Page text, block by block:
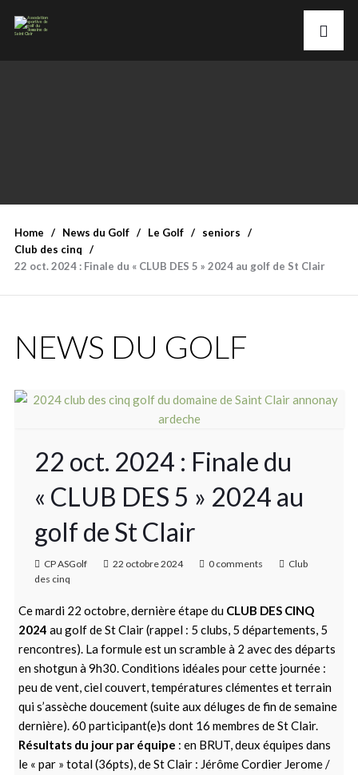
Home News du Golf Le Golf
seniors
Club des cinq
22 oct. 2024 : Finale du « CLUB DES 5 » 2024 au golf de St Clair
NEWS DU GOLF
22 oct. 2024 : Finale du
« CLUB DES 5 » 2024 au
golf de St Clair
CP ASGolf 22 octobre 2024 0 comments
Club
des cinq
Ce mardi 22 octobre, dernière étape du CLUB DES CINQ
2024 au golf de St Clair (rappel : 5 clubs, 5 départements, 5
rencontres). La formule est un scramble à 2 avec des départs
en shotgun à 9h30. Conditions idéales pour cette journée :
peu de vent, ciel couvert, températures clémentes et terrain
qui s’assèche doucement (suite aux déluges de fin de semaine
dernière). 60 participant(e)s dont 16 membres de St Clair.
Résultats du jour par équipe : en BRUT, deux équipes dans
le « par » total (36pts), de St Clair : Jérôme Cordier Jerome /